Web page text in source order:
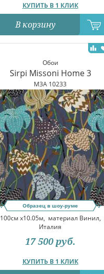
КУПИТЬ В 1 КЛИК
В корзину
Обои
Sirpi Missoni Home 3
M3A 10233
Образец в шоу-руме
100см x10.05м, материал Винил,
Италия
КУПИТЬ В 1 КЛИК
17 500 руб.